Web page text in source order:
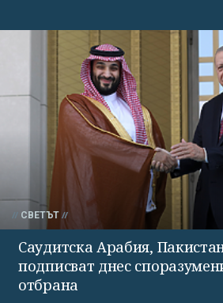
СВЕТЪТ
Саудитска Арабия,
подписват днес
отбрана